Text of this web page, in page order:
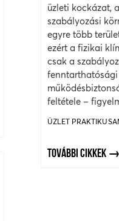
üzleti kockázat,
szabályozási
egyre több
ezért a fizikai
csak a
fenntarthatósági
feltétele –
ÜZLET
TOVÁBBI CIKKEK